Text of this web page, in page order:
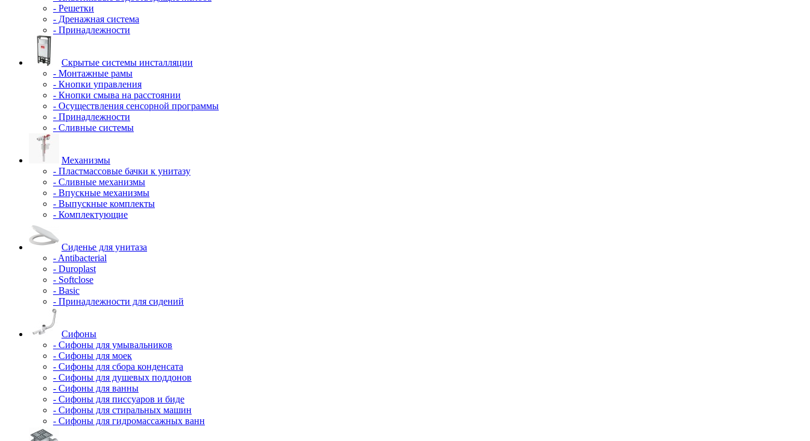
- Решетки
- Дренажная система
- Принадлежности
Скрытые системы инсталляции
- Монтажные рамы
- Кнопки управления
- Кнопки смыва на расстоянии
- Осуществления сенсорной программы
- Принадлежности
- Сливные системы
Механизмы
- Пластмассовые бачки к унитазу
- Сливные механизмы
- Впускные механизмы
- Выпускные комплекты
- Комплектующие
Сиденье для унитаза
- Antibacterial
- Duroplast
- Softclose
- Basic
- Принадлежности для сидений
Сифоны
- Сифоны для умывальников
- Сифоны для моек
- Сифоны для сбора конденсата
- Сифоны для душевых поддонов
- Сифоны для ванны
- Сифоны для писсуаров и биде
- Сифоны для стиральных машин
- Сифоны для гидромассажных ванн